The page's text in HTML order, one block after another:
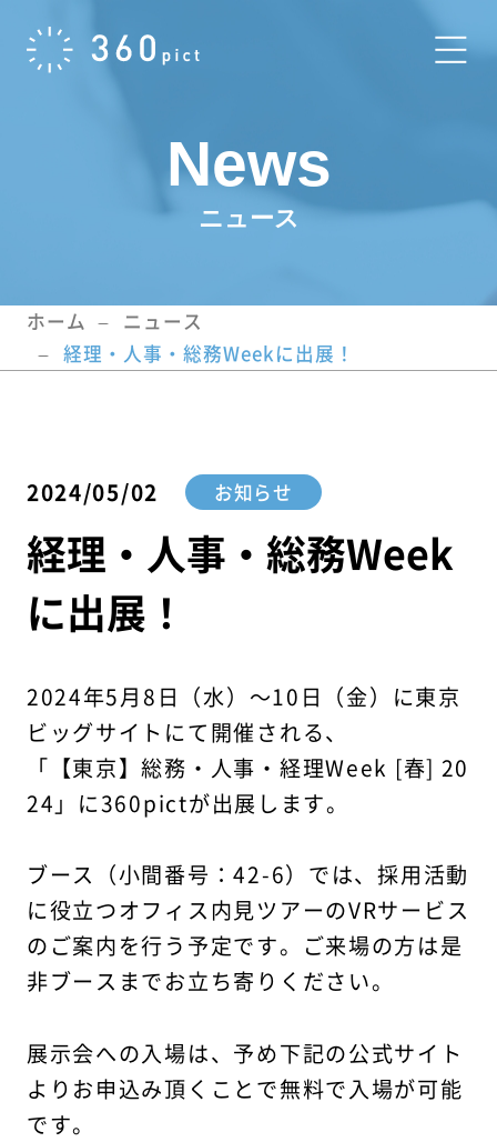
News
ニュース
ホーム
ニュース
経理・人事・総務Weekに出展！
2024/05/02 お知らせ
経理・人事・総務Week
に出展！
2024年5月8日（水）〜10日（金）に東京
ビッグサイトにて開催される、
「【東京】総務・人事・経理Week [春] 20
24」に360pictが出展します。
ブース（小間番号：42-6）では、採用活動
に役立つオフィス内見ツアーのVRサービス
のご案内を行う予定です。ご来場の方は是
非ブースまでお立ち寄りください。
展示会への入場は、予め下記の公式サイト
よりお申込み頂くことで無料で入場が可能
です。